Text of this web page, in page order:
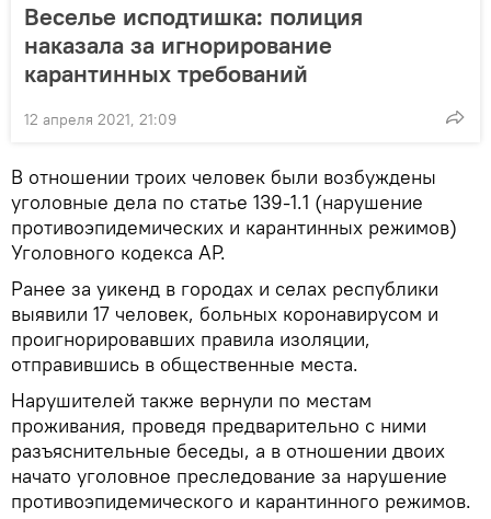
Веселье исподтишка: полиция
наказала за игнорирование
карантинных требований
12 апреля 2021, 21:09
В отношении троих человек были возбуждены
уголовные дела по статье 139-1.1 (нарушение
противоэпидемических и карантинных режимов)
Уголовного кодекса АР.
Ранее за уикенд в городах и селах республики
выявили 17 человек, больных коронавирусом и
проигнорировавших правила изоляции,
отправившись в общественные места.
Нарушителей также вернули по местам
проживания, проведя предварительно с ними
разъяснительные беседы, а в отношении двоих
начато уголовное преследование за нарушение
противоэпидемического и карантинного режимов.